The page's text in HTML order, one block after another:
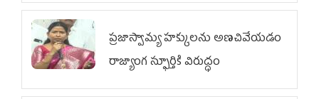
ప్రజాస్వామ్య హక్కులను అణచివేయడం
రాజ్యాంగ స్ఫూర్తికి విరుద్ధం